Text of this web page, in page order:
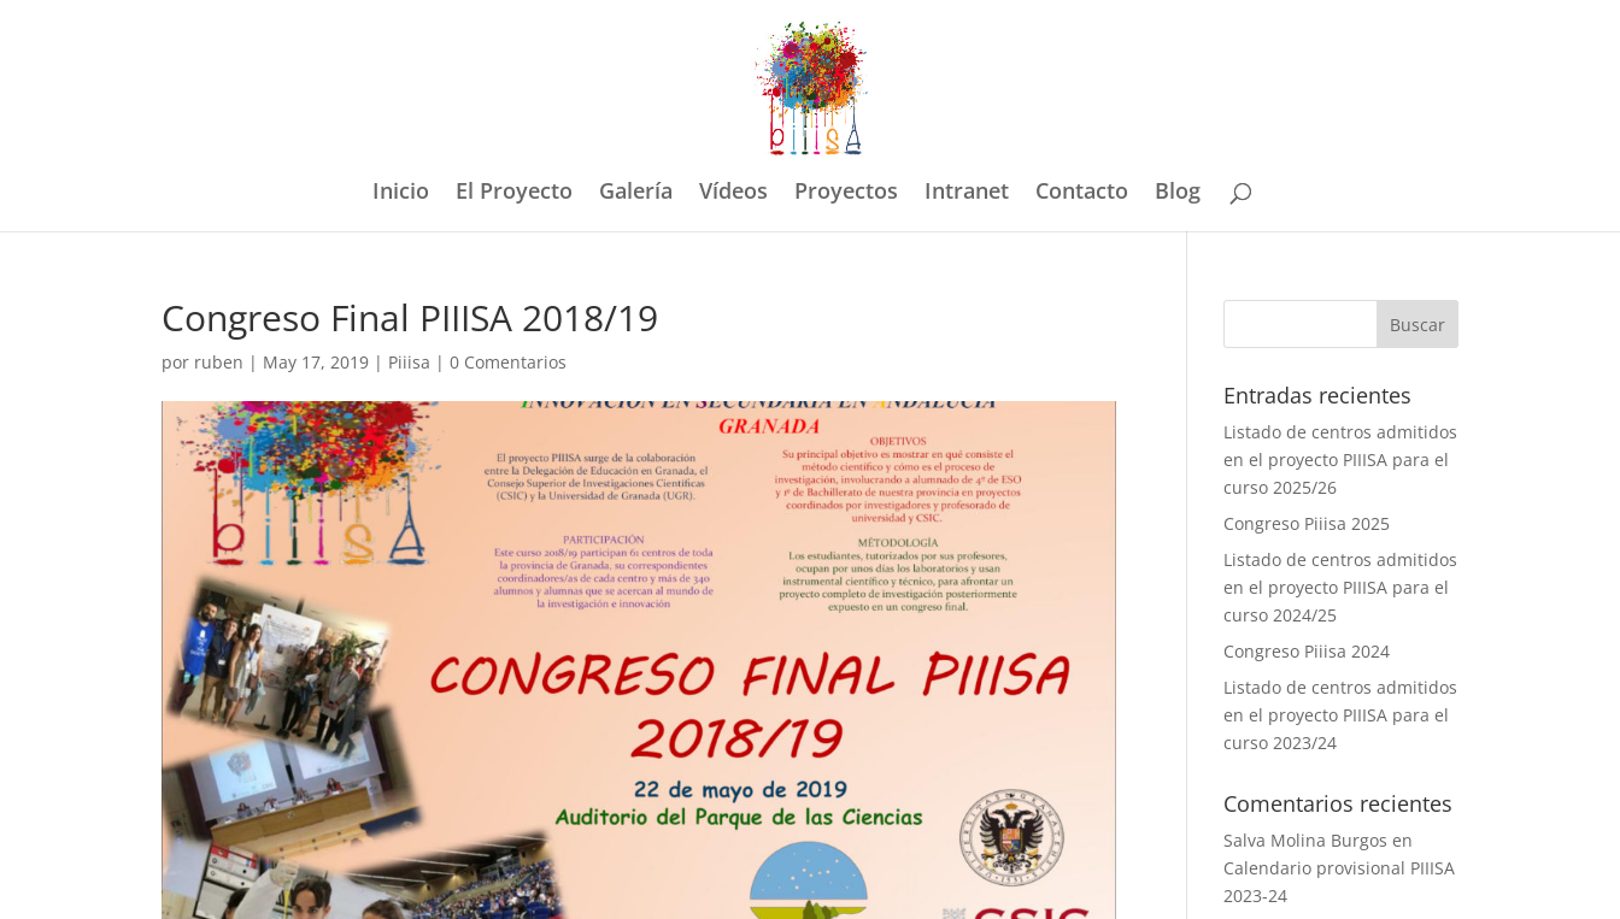
Inicio El Proyecto Galería Vídeos Proyectos Intranet Contacto Blog
Congreso Final PIIISA 2018/19
por ruben | May 17, 2019 | Piiisa |0 Comentarios
Entradas recientes
Listado de centros admitidos
en el proyecto PIIISA para el
curso 2025/26
Congreso Piiisa 2025
Listado de centros admitidos
en el proyecto PIIISA para el
curso 2024/25
Congreso Piiisa 2024
Listado de centros admitidos
en el proyecto PIIISA para el
curso 2023/24
Comentarios recientes
Salva Molina Burgos en
Calendario provisional PIIISA
2023-24